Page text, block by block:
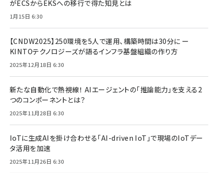
がECSからEKSへの移行で得た知見とは
1月15日 6:30
【CNDW2025】250環境を5人で運用、構築時間は30分に ー
KINTOテクノロジーズが語るインフラ基盤組織の作り方
2025年12月18日 6:30
新たな自動化で熱視線！ AIエージェントの「推論能力」を支える2
つのコンポーネントとは？
2025年11月28日 6:30
IoTに生成AIを掛け合わせる「AI-driven IoT」で現場のIoTデー
タ活用を加速
2025年11月26日 6:30